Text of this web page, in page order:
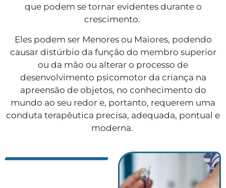
que podem se tornar evidentes durante o
crescimento.
Eles podem ser Menores ou Maiores, podendo
causar distúrbio da função do membro superior
ou da mão ou alterar o processo de
desenvolvimento psicomotor da criança na
apreensão de objetos, no conhecimento do
mundo ao seu redor e, portanto, requerem uma
conduta terapêutica precisa, adequada, pontual e
moderna.